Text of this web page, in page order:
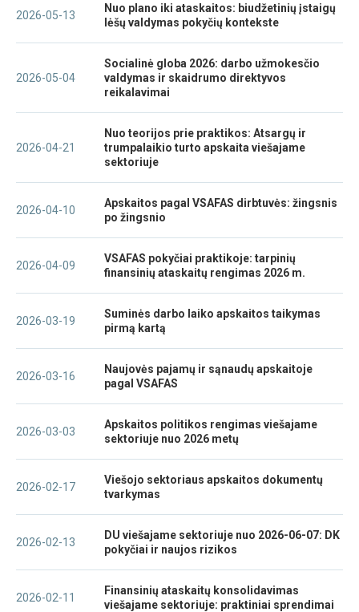
2026-05-13
Nuo plano iki ataskaitos: biudžetinių įstaigų
lėšų valdymas pokyčių kontekste
2026-05-04
Socialinė globa 2026: darbo užmokesčio
valdymas ir skaidrumo direktyvos
reikalavimai
2026-04-21
Nuo teorijos prie praktikos: Atsargų ir
trumpalaikio turto apskaita viešajame
sektoriuje
2026-04-10
Apskaitos pagal VSAFAS dirbtuvės: žingsnis
po žingsnio
2026-04-09
VSAFAS pokyčiai praktikoje: tarpinių
finansinių ataskaitų rengimas 2026 m.
2026-03-19
Suminės darbo laiko apskaitos taikymas
pirmą kartą
2026-03-16
Naujovės pajamų ir sąnaudų apskaitoje
pagal VSAFAS
2026-03-03
Apskaitos politikos rengimas viešajame
sektoriuje nuo 2026 metų
2026-02-17
Viešojo sektoriaus apskaitos dokumentų
tvarkymas
2026-02-13
DU viešajame sektoriuje nuo 2026-06-07: DK
pokyčiai ir naujos rizikos
2026-02-11
Finansinių ataskaitų konsolidavimas
viešajame sektoriuje: praktiniai sprendimai